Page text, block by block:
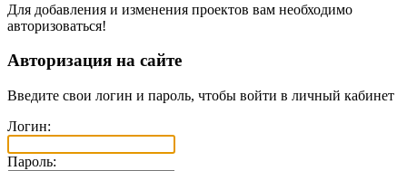
Для добавления и изменения проектов вам необходимо
авторизоваться!
Авторизация на сайте
Введите свои логин и пароль, чтобы войти в личный кабинет
Логин:
Пароль: